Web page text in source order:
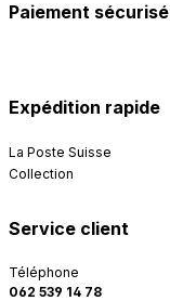
Paiement sécurisé
Expédition rapide
La Poste Suisse
Collection
Service client
Téléphone
062 539 14 78